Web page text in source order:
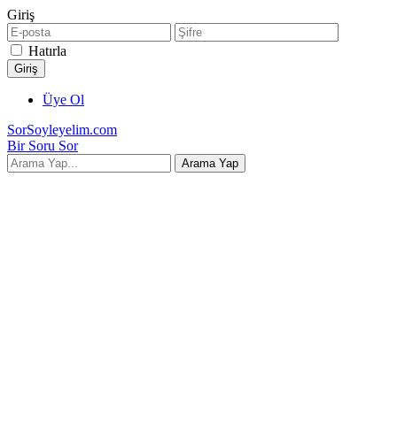
Giriş
Hatırla
Üye Ol
SorSoyleyelim.com
Bir Soru Sor